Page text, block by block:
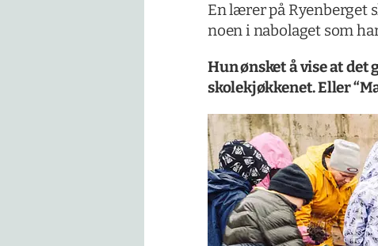
En lærer på Ryenberget
noen i nabolaget som
Hun ønsket å vise at det
skolekjøkkenet. Eller